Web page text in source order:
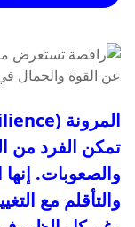
تمكن الفرد من
والصعوبات.
والتأقلم مع